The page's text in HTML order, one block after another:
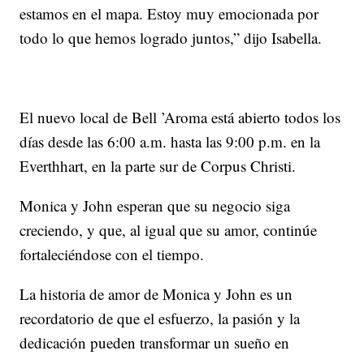
estamos en el mapa. Estoy muy emocionada por
todo lo que hemos logrado juntos,” dijo Isabella.
El nuevo local de Bell ’Aroma está abierto todos los
días desde las 6:00 a.m. hasta las 9:00 p.m. en la
Everthhart, en la parte sur de Corpus Christi.
Monica y John esperan que su negocio siga
creciendo, y que, al igual que su amor, continúe
fortaleciéndose con el tiempo.
La historia de amor de Monica y John es un
recordatorio de que el esfuerzo, la pasión y la
dedicación pueden transformar un sueño en